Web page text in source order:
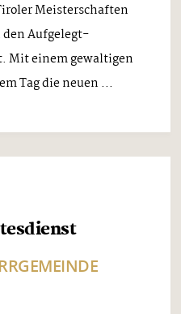
Meisterschaften
Aufgelegt-
Mit einem gewaltigen
Tag die neuen ...